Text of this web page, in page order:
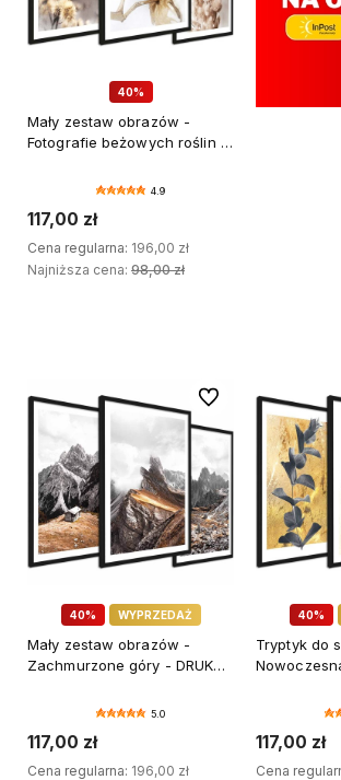
40%
Mały zestaw obrazów -
Fotografie beżowych roślin -
4.9
117,00 zł
Cena regularna: 196,00 zł
Najniższa cena: 98,00 zł
40% WYPRZEDAŻ
Mały zestaw obrazów -
Zachmurzone góry - DRUK
5.0
117,00 zł
Cena regularna: 196,00 zł
Do ulubionych
40%
Tryptyk do
117,00 zł
Cena